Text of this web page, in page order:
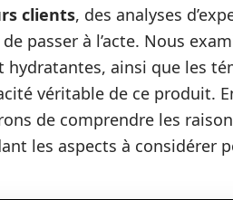
clients, des analyses
passer à l’acte. Nous
hydratantes, ainsi que les
véritable de ce produit.
de comprendre les
les aspects à considérer